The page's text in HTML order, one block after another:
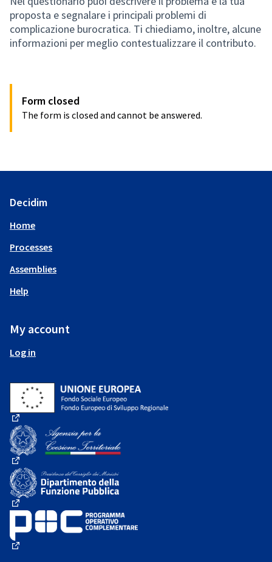
proposta e segnalare i principali problemi di
complicazione burocratica. Ti chiediamo, inoltre, alcune
informazioni per meglio contestualizzare il contributo.
Form closed
The form is closed and cannot be answered.
Decidim
Home
Processes
Assemblies
Help
My account
Log in
(External link)
(External link)
(External link)